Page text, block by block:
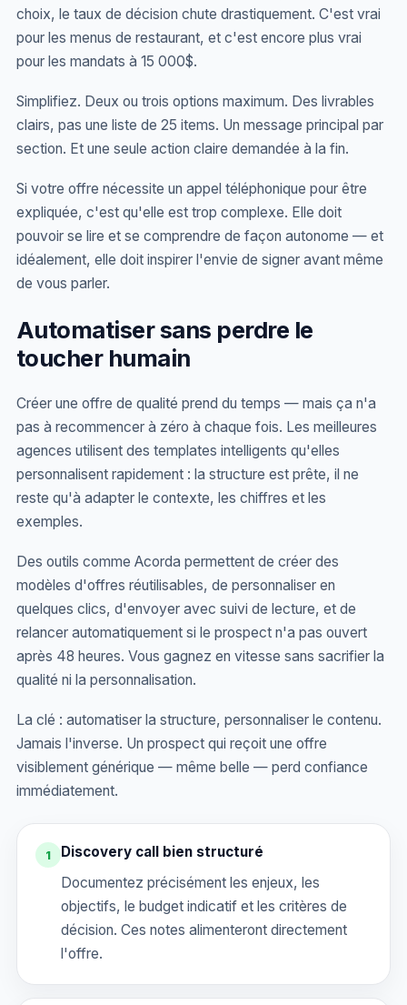
choix, le taux de décision chute drastiquement. C'est vrai
pour les menus de restaurant, et c'est encore plus vrai
pour les mandats à 15 000$.
Simplifiez. Deux ou trois options maximum. Des livrables
clairs, pas une liste de 25 items. Un message principal par
section. Et une seule action claire demandée à la fin.
Si votre offre nécessite un appel téléphonique pour être
expliquée, c'est qu'elle est trop complexe. Elle doit
pouvoir se lire et se comprendre de façon autonome — et
idéalement, elle doit inspirer l'envie de signer avant même
de vous parler.
Automatiser sans perdre le
toucher humain
Créer une offre de qualité prend du temps — mais ça n'a
pas à recommencer à zéro à chaque fois. Les meilleures
agences utilisent des templates intelligents qu'elles
personnalisent rapidement : la structure est prête, il ne
reste qu'à adapter le contexte, les chiffres et les
exemples.
Des outils comme Acorda permettent de créer des
modèles d'offres réutilisables, de personnaliser en
quelques clics, d'envoyer avec suivi de lecture, et de
relancer automatiquement si le prospect n'a pas ouvert
après 48 heures. Vous gagnez en vitesse sans sacrifier la
qualité ni la personnalisation.
La clé : automatiser la structure, personnaliser le contenu.
Jamais l'inverse. Un prospect qui reçoit une offre
visiblement générique — même belle — perd confiance
immédiatement.
1
Discovery call bien structuré
Documentez précisément les enjeux, les
objectifs, le budget indicatif et les critères de
décision. Ces notes alimenteront directement
l'offre.